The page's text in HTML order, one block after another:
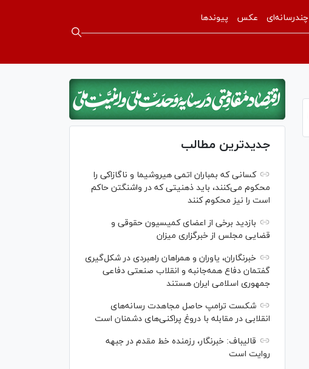
چندرسانه‌ای عکس پیوندها
جدیدترین مطالب
کسانی که بمباران اتمی هیروشیما و ناگازاکی را
محکوم می‌کنند، باید ذهنیتی که در واشنگتن حاکم
است را نیز محکوم کنند
بازدید برخی از اعضای کمیسیون حقوقی و
قضایی مجلس از خبرگزاری میزان
خبرنگاران، یاوران و همراهان راهبردی در شکل‌گیری
گفتمان دفاع همه‌جانبه و انقلاب صنعتی دفاعی
جمهوری اسلامی ایران هستند
شکست ترامپ حاصل مجاهدت رسانه‌های
انقلابی در مقابله با دروغ پراکنی‌های دشمنان است
قالیباف: خبرنگار، رزمنده خط مقدم در جبهه
روایت است